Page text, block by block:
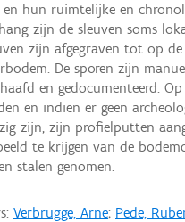
en hun ruimtelijke en
zijn de sleuven soms
zijn afgegraven tot op de
De sporen zijn
en gedocumenteerd.
en indien er geen
zijn, zijn profielputten
te krijgen van de
stalen genomen.
Verbrugge, Arne; Pede,